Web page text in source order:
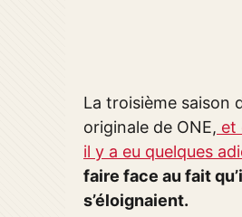
La troisième saison
originale de ONE, et
il y a eu quelques
faire face au fait
s’éloignaient.